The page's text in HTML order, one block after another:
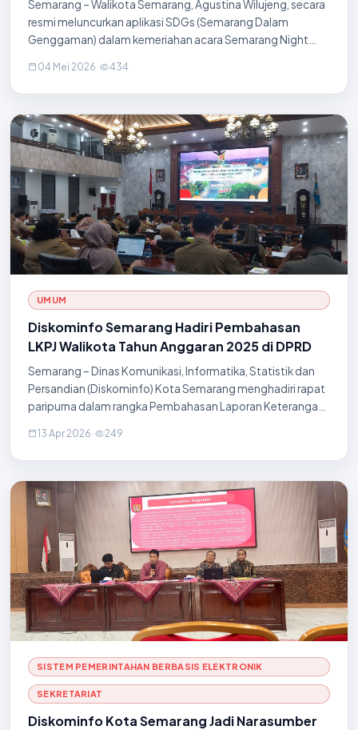
Semarang – Walikota Semarang, Agustina Wilujeng, secara
resmi meluncurkan aplikasi SDGs (Semarang Dalam
Genggaman) dalam kemeriahan acara Semarang Night
Momentum peluncuran ini turut disaksikan oleh Wakil
Walikota Semarang, perwakilan dari Mark Any, serta jajaran
SDGs ini bertujuan untuk menghadirkan seluruh layanan
publik dan informasi kota ke dalam satu platform digital
yang praktis dan mu
04 Mei 2026 · 434
UMUM
Diskominfo Semarang Hadiri Pembahasan
LKPJ Walikota Tahun Anggaran 2025 di DPRD
Semarang – Dinas Komunikasi, Informatika, Statistik dan
Persandian (Diskominfo) Kota Semarang menghadiri rapat
paripurna dalam rangka Pembahasan Laporan Keterangan
Tahun Anggaran 2025 pada hari Senin, 13 A
13 Apr 2026 · 249
SISTEM PEMERINTAHAN BERBASIS ELEKTRONIK
SEKRETARIAT
Diskominfo Kota Semarang Jadi Narasumber